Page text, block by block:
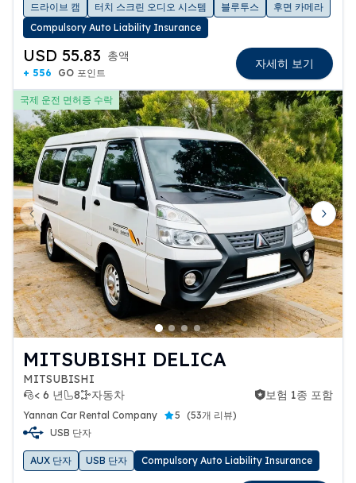
드라이브 캠
터치 스크린 오디오 시스템 블루투스
후면 카메라
Compulsory Auto Liability Insurance
USD 55.83 총액
+ 556 GO 포인트
자세히 보기
국제 운전 면허증 수락
Previous slide Next
MITSUBISHI DELICA
MITSUBISHI
< 6 년
8 자동차
보험 1종 포함 보험 1종 포함
Yannan Car Rental Company 5 (53개 리뷰)
USB 단자
AUX 단자 USB 단자 Compulsory Auto Liability Insurance